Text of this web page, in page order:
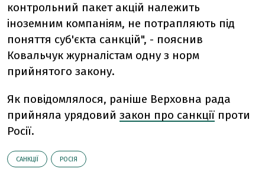
контрольний пакет акцій належить
іноземним компаніям, не потрапляють під
поняття суб'єкта санкцій", - пояснив
Ковальчук журналістам одну з норм
прийнятого закону.
Як повідомлялося, раніше Верховна рада
прийняла урядовий закон про санкції проти
Росії.
САНКЦІЇ РОСІЯ